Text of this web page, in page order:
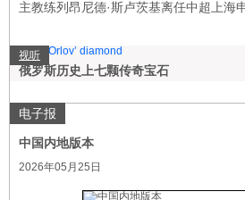
主教练列昂尼德·斯卢茨基离任中超上海
视听
俄罗斯历史上七颗传奇宝石
电子报
中国内地版本
2026年05月25日